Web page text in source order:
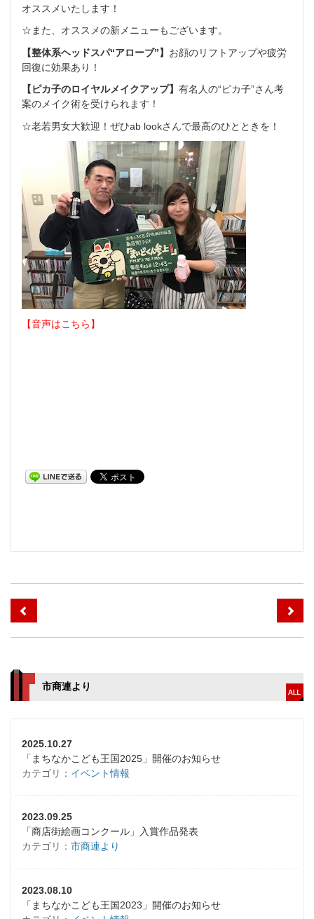
オススメいたします！
☆また、オススメの新メニューもございます。
【整体系ヘッドスパ“アローブ”】 お顔のリフトアップや疲労
回復に効果あり！
【ピカ子のロイヤルメイクアップ】 有名人の“ピカ子”さん考
案のメイク術を受けられます！
☆老若男女大歓迎！ぜひab lookさんで最高のひとときを！
【音声はこちら】
市商連より
2025.10.27
「まちなかこども王国2025」開催のお知らせ
カテゴリ： イベント情報
2023.09.25
「商店街絵画コンクール」入賞作品発表
カテゴリ： 市商連より
2023.08.10
「まちなかこども王国2023」開催のお知らせ